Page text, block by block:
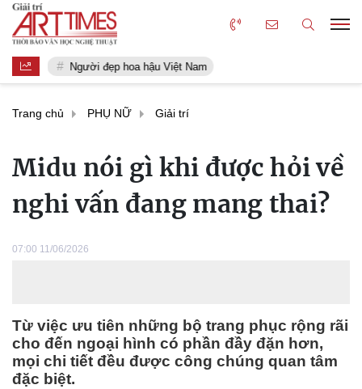
Người đẹp hoa hậu Việt Nam
Trang chủ PHỤ NỮ Giải trí
Midu nói gì khi được hỏi về
nghi vấn đang mang thai?
07:00 11/06/2026
Từ việc ưu tiên những bộ trang phục rộng rãi
cho đến ngoại hình có phần đầy đặn hơn,
mọi chi tiết đều được công chúng quan tâm
đặc biệt.